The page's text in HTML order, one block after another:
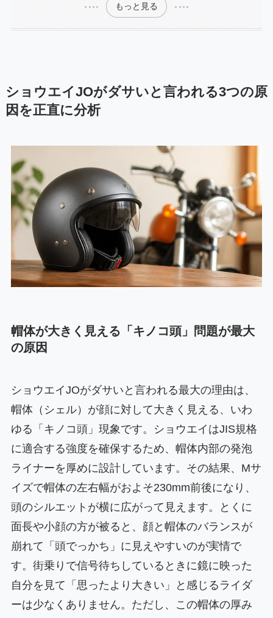
もっと見る
ショウエイJOがダサいと言われる3つの原
因を正直に分析
帽体が大きく見える「キノコ頭」問題が最大
の原因
ショウエイJOがダサいと言われる最大の理由は、
帽体（シェル）が顔に対して大きく見える、いわ
ゆる「キノコ頭」現象です。ショウエイはJIS規格
に適合する強度を確保するため、帽体内部の発泡
ライナーを厚めに設計しています。その結果、Mサ
イズで帽体の左右幅がおよそ230mm前後になり、
頭のシルエットが横に広がって見えます。とくに
面長や小顔の方が被ると、顔と帽体のバランスが
崩れて「頭でっかち」に見えやすいのが実情で
す。街乗りで信号待ちしているときに鏡に映った
自分を見て「思ったより大きい」と感じるライダ
ーは少なくありません。ただし、この帽体の厚み